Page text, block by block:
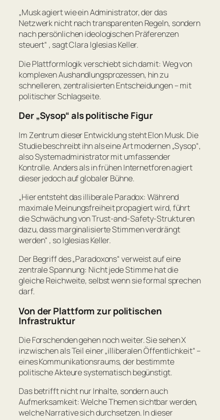
„Musk agiert wie ein Administrator, der das
Netzwerk nicht nach transparenten Regeln, sondern
nach persönlichen ideologischen Präferenzen
steuert“ , sagt Clara Iglesias Keller.
Die Plattformlogik verschiebt sich damit: Weg von
komplexen Aushandlungsprozessen, hin zu
schnelleren, zentralisierten Entscheidungen – mit
politischer Schlagseite.
Der „Sysop“ als politische Figur
Im Zentrum dieser Entwicklung steht Elon Musk. Die
Studie beschreibt ihn als eine Art modernen „Sysop“,
also Systemadministrator mit umfassender
Kontrolle. Anders als in frühen Internetforen agiert
dieser jedoch auf globaler Bühne.
„Hier entsteht das illiberale Paradox: Während
maximale Meinungsfreiheit propagiert wird, führt
die Schwächung von Trust-and-Safety-Strukturen
dazu, dass marginalisierte Stimmen verdrängt
werden“ , so Iglesias Keller.
Der Begriff des „Paradoxons“ verweist auf eine
zentrale Spannung: Nicht jede Stimme hat die
gleiche Reichweite, selbst wenn sie formal sprechen
darf.
Von der Plattform zur politischen
Infrastruktur
Die Forschenden gehen noch weiter. Sie sehen X
inzwischen als Teil einer „illiberalen Öffentlichkeit“ –
eines Kommunikationsraums, der bestimmte
politische Akteure systematisch begünstigt.
Das betrifft nicht nur Inhalte, sondern auch
Aufmerksamkeit: Welche Themen sichtbar werden,
welche Narrative sich durchsetzen. In dieser